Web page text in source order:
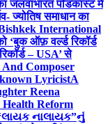
जलवाभारत पॉडकास्ट में
ज्योतिष समाधान का
International
‘बुक ऑफ़ वर्ल्ड रिकॉर्ड
– USA’ से
Composer
LyricistA
Reena
Reform
નાલાયક”નું